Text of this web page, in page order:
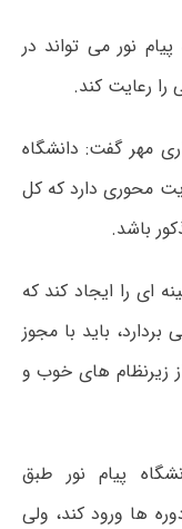
نور می تواند در
را رعایت کند.
مهر گفت: دانشگاه
محوری دارد که کل
باشد.
ای را ایجاد کند که
باید با مجوز
زیرنظام های خوب و
پیام نور طبق
ها ورود کند، ولی